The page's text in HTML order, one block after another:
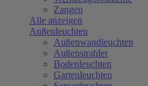
Zangen
Alle anzeigen
Außenleuchten
Außenwandleuchten
Außenstrahler
Bodenleuchten
Gartenleuchten